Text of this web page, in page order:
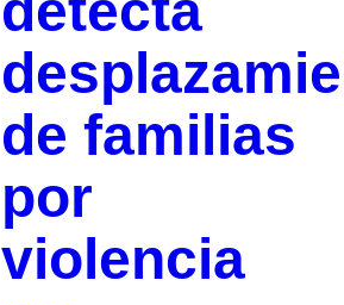
de familias
por
violencia